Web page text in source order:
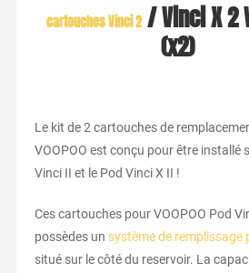
cartouches Vinci 2/ Vinci X 2
(x2)
Le kit de 2 cartouches de
VOOPOO est conçu pour être installé
Vinci II et le Pod Vinci X II !
Ces cartouches pour VOOPOO Pod
possèdes un système de remplissage
situé sur le côté du reservoir. La